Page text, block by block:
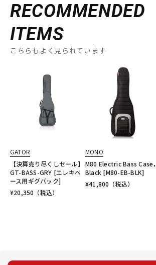
RECOMMENDED
ITEMS
こちらもよく見られています
GATOR
【決算売り尽くしセール】
GT-BASS-GRY [エレキベ
ース用ギグバック]
¥20,350 （税込）
MONO
M80 Electric Bass Case，
Black [M80-EB-BLK]
¥41,800 （税込）